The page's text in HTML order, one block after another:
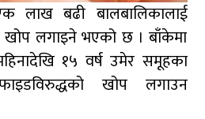
लाख बढी बालबालिकालाई
खोप लगाइने भएको छ । बाँकेमा
१५ वर्ष उमेर समूहका
खोप लगाउन